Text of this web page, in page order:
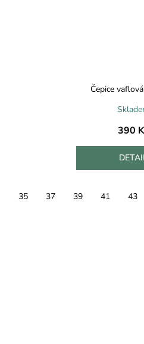
Čepice
390
35 37 39 41 43